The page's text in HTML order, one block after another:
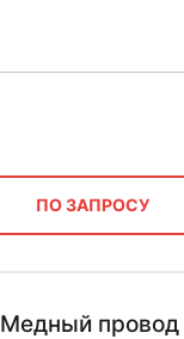
ПО ЗАПРОСУ
Медный